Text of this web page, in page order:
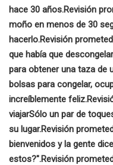
hace 30 años.Revisión
moño en menos de 30
hacerlo.Revisión
que había que
para obtener una taza de
bolsas para congelar,
increíblemente feliz.
viajarSólo un par de
su lugar.Revisión
bienvenidos y la gente
estos?".Revisión